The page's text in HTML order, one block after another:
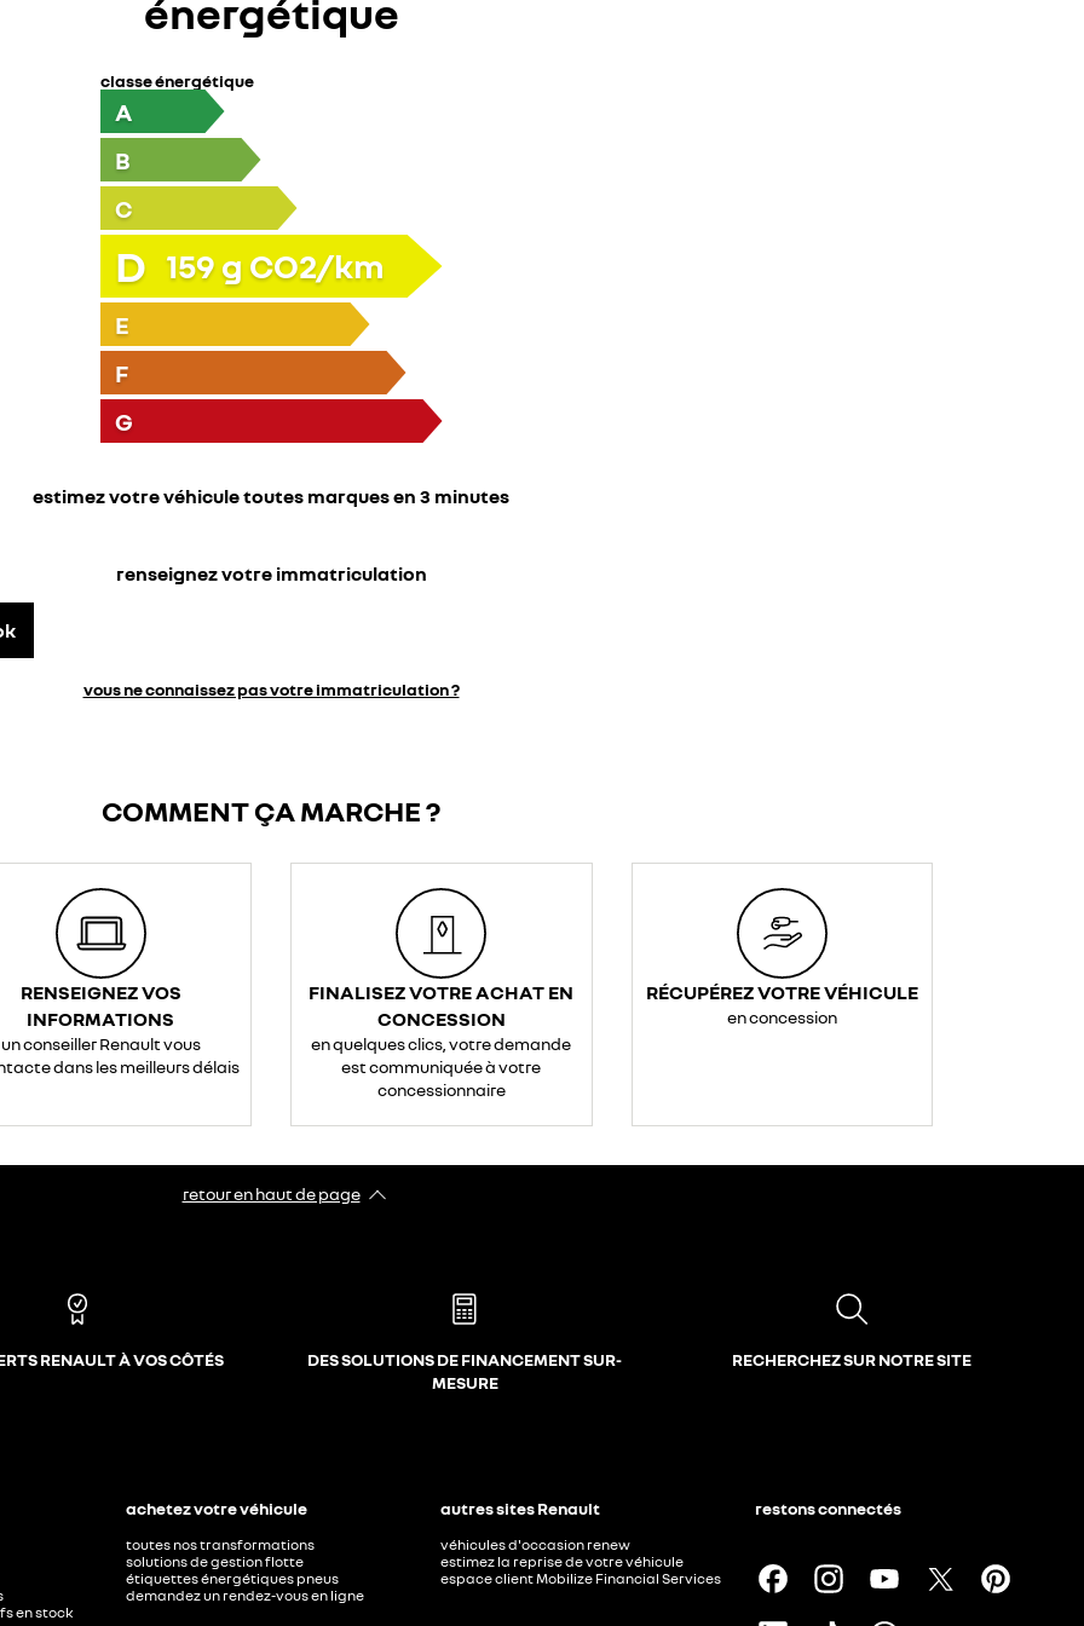
énergétique
classe énergétique
A
B
C
D 159 g CO2/km
E
F
G
estimez votre véhicule toutes marques en 3 minutes
renseignez votre immatriculation
vous ne connaissez pas votre immatriculation ?
COMMENT ÇA MARCHE ?
RENSEIGNEZ VOS
INFORMATIONS
un conseiller Renault vous
dans les meilleurs délais
FINALISEZ VOTRE ACHAT EN
CONCESSION
en quelques clics, votre demande
est communiquée à votre
concessionnaire
RÉCUPÉREZ VOTRE VÉHICULE
en concession
retour en haut de page​
RENAULT À VOS CÔTÉS
DES SOLUTIONS DE FINANCEMENT SUR-
MESURE
RECHERCHEZ SUR NOTRE SITE
en stock
achetez votre véhicule
toutes nos transformations
solutions de gestion flotte
étiquettes énergétiques pneus
demandez un rendez-vous en ligne
autres sites Renault
véhicules d'occasion renew
estimez la reprise de votre véhicule
espace client Mobilize Financial Services
restons connectés